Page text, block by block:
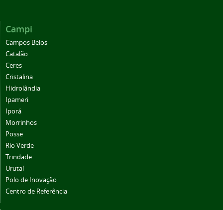
Campos Belos
Catalão
Ceres
Cristalina
Hidrolândia
Ipameri
Iporá
Morrinhos
Posse
Rio Verde
Trindade
Urutaí
Polo de Inovação
Centro de Referência